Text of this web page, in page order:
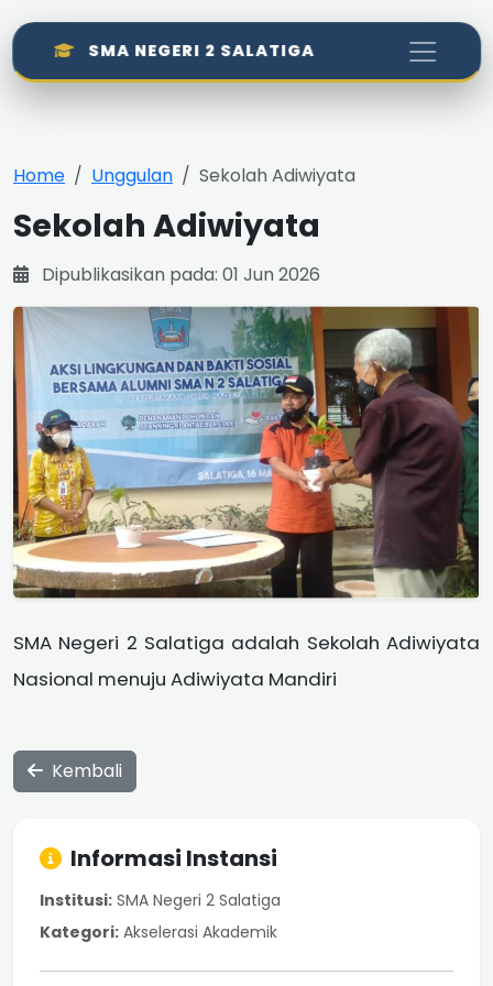
SMA NEGERI 2 SALATIGA
Home Unggulan Sekolah Adiwiyata
Sekolah Adiwiyata
Dipublikasikan pada: 01 Jun 2026
SMA Negeri 2 Salatiga adalah Sekolah Adiwiyata
Nasional menuju Adiwiyata Mandiri
Kembali
Informasi Instansi
Institusi: SMA Negeri 2 Salatiga
Kategori: Akselerasi Akademik